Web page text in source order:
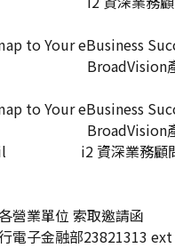
Your eBusiness
品技術首
Your eBusiness
品技術首
i2 資深業務顧
營業單位 索取邀請函
融部23821313 ext